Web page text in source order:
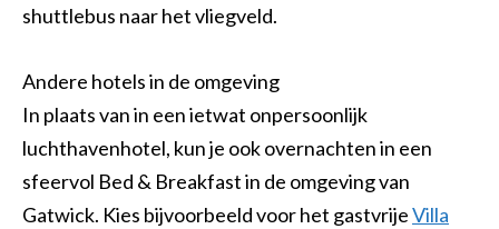
shuttlebus naar het vliegveld.
Andere hotels in de omgeving
In plaats van in een ietwat onpersoonlijk
luchthavenhotel, kun je ook overnachten in een
sfeervol Bed & Breakfast in de omgeving van
Gatwick. Kies bijvoorbeeld voor het gastvrijeVilla